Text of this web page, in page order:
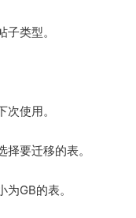
类型。
使用。
要迁移的表。
GB的表。